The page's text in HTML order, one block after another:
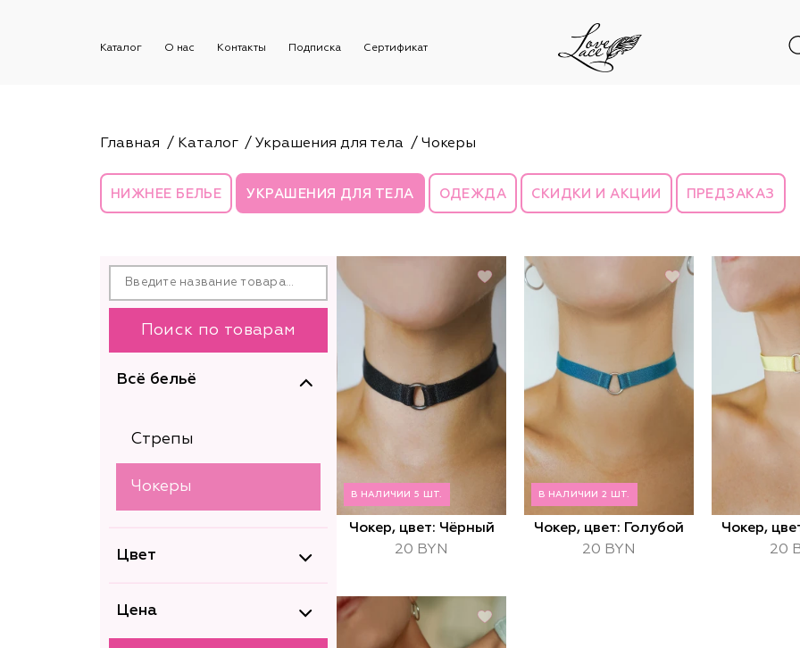
Каталог О нас Контакты Подписка Сертификат
Главная Каталог Украшения для тела Чокеры
НИЖНЕЕ БЕЛЬЕ УКРАШЕНИЯ ДЛЯ ТЕЛА ОДЕЖДА СКИДКИ И АКЦИИ ПРЕДЗАКАЗ
Поиск по товарам
Всё бельё
Стрепы
Чокеры
Цвет
Цена
В НАЛИЧИИ 5 ШТ.
Чокер, цвет: Чёрный
20 BYN
В НАЛИЧИИ 2 ШТ.
Чокер, цвет: Голубой
20 BYN
Чокер,
20